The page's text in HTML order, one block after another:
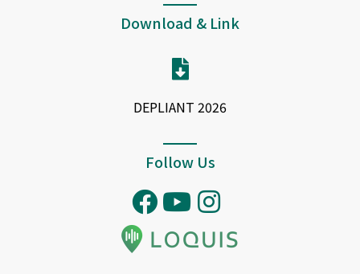
Download & Link
DEPLIANT 2026
Follow Us